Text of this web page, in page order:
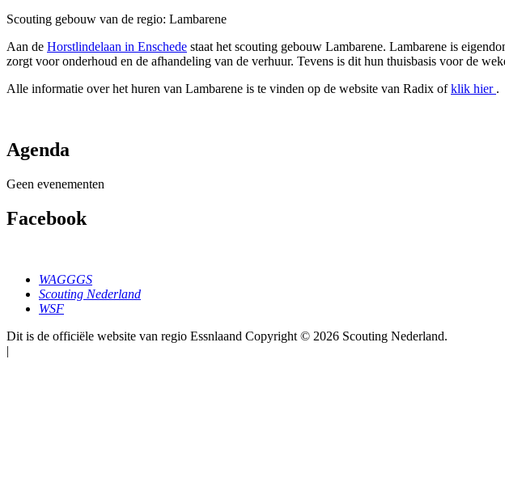
Scouting gebouw van de regio: Lambarene
Aan de Horstlindelaan in Enschede staat het scouting gebouw Lambarene. Lambarene is
zorgt voor onderhoud en de afhandeling van de verhuur. Tevens is dit hun thuisbasis voor de
Alle informatie over het huren van Lambarene is te vinden op de website van Radix ofklik hier .
Agenda
Geen evenementen
Facebook
WAGGGS
Scouting Nederland
WSF
Dit is de officiële website van regio Essnlaand Copyright © 2026 Scouting Nederland.
|